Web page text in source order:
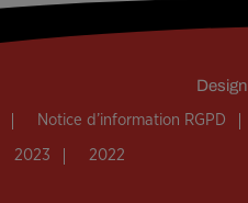
Design
Notice d’information RGPD
2023 2022